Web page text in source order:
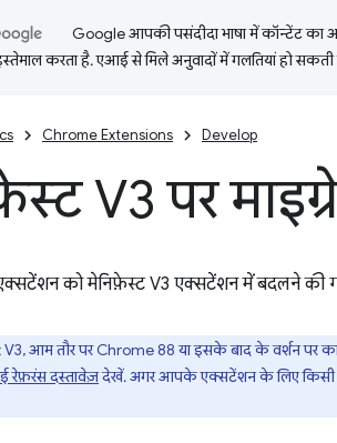
Google आपकी पसंदीदा भाषा में कॉन्टेंट
करता है. एआई से मिले अनुवादों में गलतियां हो सकती
Chrome Extensions Develop
V3 पर
को मेनिफ़ेस्ट V3 एक्सटेंशन में बदलने की
आम तौर पर Chrome 88 या इसके बाद के वर्शन पर
रेफ़रंस दस्तावेज़देखें. अगर आपके एक्सटेंशन के लिए किसी